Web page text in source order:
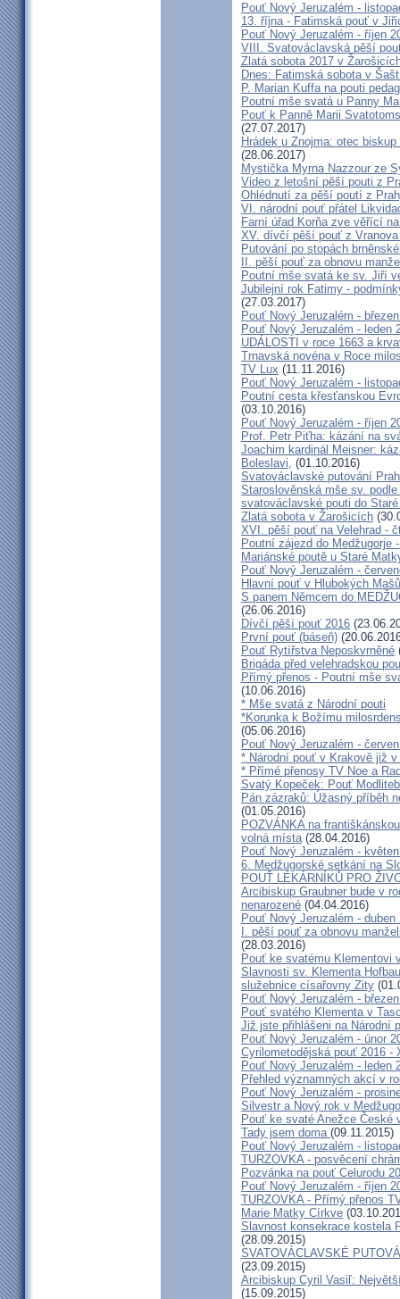
Pouť Nový Jeruzalém -
13. října - Fatimská pouť v
Pouť Nový Jeruzalém - říjen
VIII. Svatováclavská pěší
Zlatá sobota 2017 v
Dnes: Fatimská sobota v
P. Marian Kuffa na pouti
Poutní mše svatá u Panny
Pouť k Panně Marii
(27.07.2017)
Hrádek u Znojma: otec
(28.06.2017)
Mystička Myrna Nazzour ze
Video z letošní pěší pouti z
Ohlédnutí za pěší poutí z
VI. národní pouť přátel
Farní úřad Korňa zve věřící
XV. dívčí pěší pouť z
Putování po stopách
II. pěší pouť za obnovu
Poutní mše svatá ke sv. Jiří
Jubilejní rok Fatimy -
(27.03.2017)
Pouť Nový Jeruzalém -
Pouť Nový Jeruzalém - leden
UDÁLOSTI v roce 1663 a
Trnavská novéna v Roce
TV Lux (11.11.2016)
Pouť Nový Jeruzalém -
Poutní cesta křesťanskou
(03.10.2016)
Pouť Nový Jeruzalém - říjen
Prof. Petr Piťha: kázání na
Joachim kardinál Meisner:
Boleslavi, (01.10.2016)
Svatováclavské putování
Staroslověnská mše sv.
svatováclavské pouti do
Zlatá sobota v Žarošicích
XVI. pěší pouť na Velehrad -
Poutní zájezd do Medžugorje
Mariánské poutě u Staré
Pouť Nový Jeruzalém -
Hlavní pouť v Hlubokých
S panem Němcem do
(26.06.2016)
Dívčí pěší pouť 2016
První pouť (báseň)
Pouť Rytířstva Neposkvrněné
Brigáda před velehradskou
Přímý přenos - Poutní mše
(10.06.2016)
* Mše svatá z Národní pouti
*Korunka k Božímu
(05.06.2016)
Pouť Nový Jeruzalém -
* Národní pouť v Krakově již
* Přímé přenosy TV Noe a
Svatý Kopeček: Pouť
Pán zázraků: Úžasný příběh
(01.05.2016)
POZVÁNKA na
volná místa(28.04.2016)
Pouť Nový Jeruzalém -
6. Medžugorské setkání na
POUŤ LÉKÁRNÍKŮ PRO
Arcibiskup Graubner bude v
nenarozené (04.04.2016)
Pouť Nový Jeruzalém - duben
I. pěší pouť za obnovu
(28.03.2016)
Pouť ke svatému Klementovi
Slavnosti sv. Klementa
služebnice císařovny Zity
Pouť Nový Jeruzalém -
Pouť svatého Klementa v
Již jste přihlášeni na Národní
Pouť Nový Jeruzalém - únor
Cyrilometodějská pouť 2016 -
Pouť Nový Jeruzalém - leden
Přehled významných akcí v
Pouť Nový Jeruzalém -
Silvestr a Nový rok v
Pouť ke svaté Anežce České
Tady jsem doma (09.11.2015)
Pouť Nový Jeruzalém -
TURZOVKA - posvěcení
Pozvánka na pouť Celurodu
Pouť Nový Jeruzalém - říjen
TURZOVKA - Přímý přenos
Marie Matky Církve
Slavnost konsekrace kostela
(28.09.2015)
SVATOVÁCLAVSKÉ
(23.09.2015)
Arcibiskup Cyril Vasiľ:
(15.09.2015)